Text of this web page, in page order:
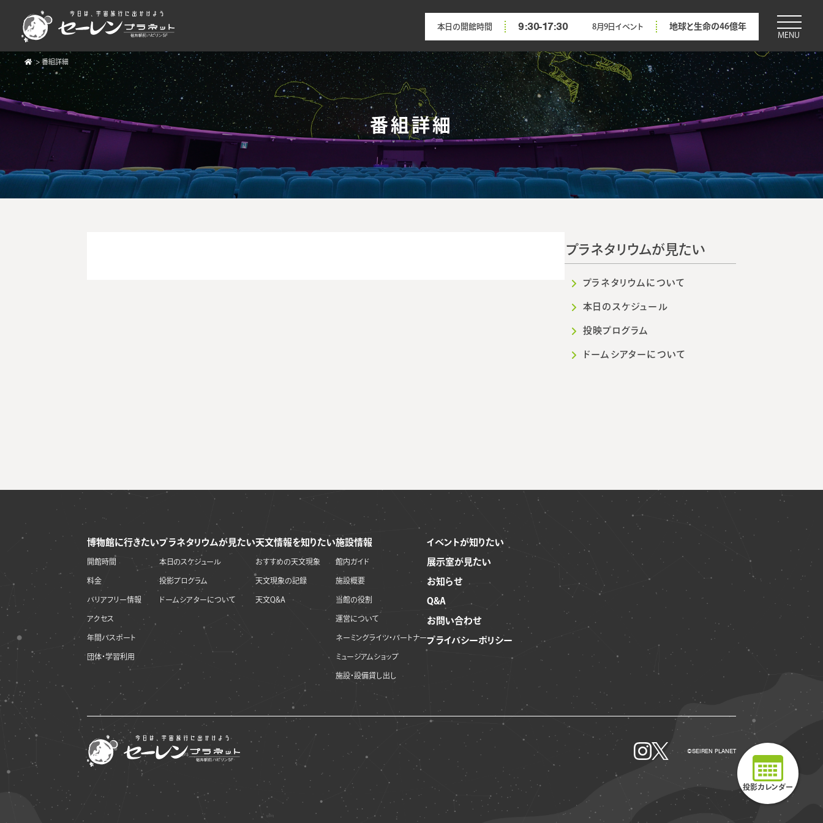
本日の開館時間 9:30-17:30 8月9日 イベント 地球と生命の46億年
MENU
投影カレンダー
>番組詳細
番組詳細
プラネタリウムが見たい
プラネタリウムについて
本日のスケジュール
投映プログラム
ドームシアターについて
博物館に行きたい
開館時間
料金
バリアフリー情報
アクセス
年間パスポート
団体・学習利用
プラネタリウムが見たい
本日のスケジュール
投影プログラム
ドームシアターについて
天文情報を知りたい
おすすめの天文現象
天文現象の記録
天文Q&A
施設情報
館内ガイド
施設概要
当館の役割
運営について
ネーミングライツ・パートナー
ミュージアムショップ
施設・設備貸し出し
イベントが知りたい
展示室が見たい
お知らせ
Q&A
お問い合わせ
プライバシーポリシー
©SEIREN PLANET